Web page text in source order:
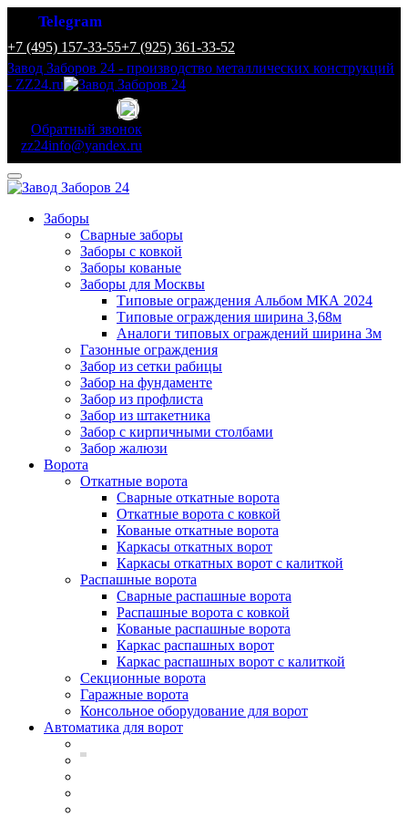
+7 (495) 157-33-55+7 (925) 361-33-52
Завод Заборов 24 - производство металлических конструкций
- ZZ24.ru
Telegram
Обратный звонок
zz24info@yandex.ru
Заборы
Сварные заборы
Заборы с ковкой
Заборы кованые
Заборы для Москвы
Типовые ограждения Альбом МКА 2024
Типовые ограждения ширина 3,68м
Аналоги типовых ограждений ширина 3м
Газонные ограждения
Забор из сетки рабицы
Забор на фундаменте
Забор из профлиста
Забор из штакетника
Забор с кирпичными столбами
Забор жалюзи
Ворота
Откатные ворота
Сварные откатные ворота
Откатные ворота с ковкой
Кованые откатные ворота
Каркасы откатных ворот
Каркасы откатных ворот с калиткой
Распашные ворота
Сварные распашные ворота
Распашные ворота с ковкой
Кованые распашные ворота
Каркас распашных ворот
Каркас распашных ворот с калиткой
Секционные ворота
Гаражные ворота
Консольное оборудование для ворот
Автоматика для ворот